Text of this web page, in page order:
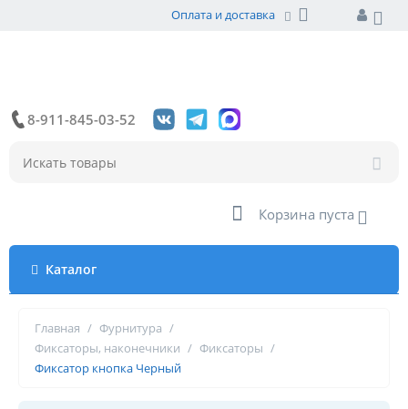
Оплата и доставка
8-911-845-03-52
Корзина пуста
Каталог
Главная / Фурнитура /
Фиксаторы, наконечники / Фиксаторы /
Фиксатор кнопка Черный